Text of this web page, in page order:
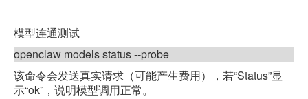
模型连通测试
openclaw models status --probe
该命令会发送真实请求（可能产生费用），若“Status”显
示“ok” ，说明模型调用正常。